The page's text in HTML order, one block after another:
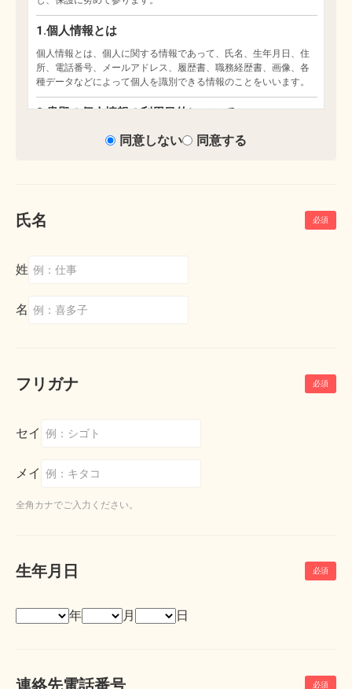
同意しない 同意する
氏名
姓
名
フリガナ
セイ
メイ
全角カナでご入力ください。
生年月日
年 月 日
連絡先電話番号